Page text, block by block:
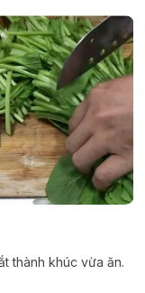
thành khúc vừa ăn.